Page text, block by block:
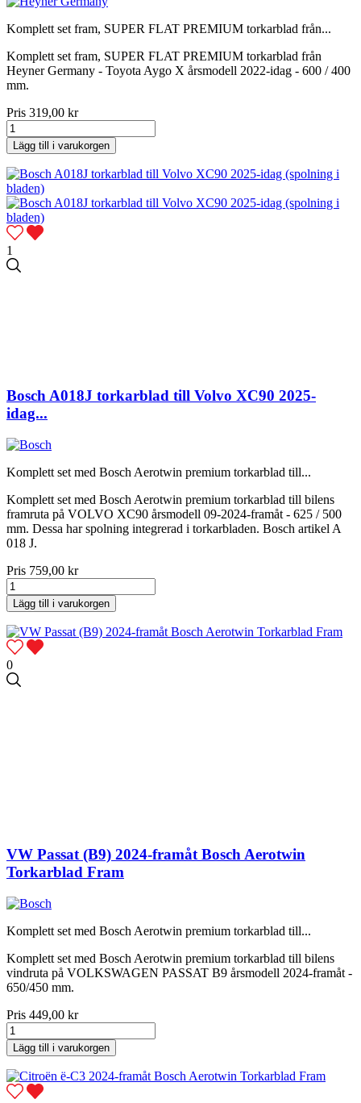
Komplett set fram, SUPER FLAT PREMIUM torkarblad från...
Komplett set fram, SUPER FLAT PREMIUM torkarblad från
Heyner Germany - Toyota Aygo X årsmodell 2022-idag - 600 / 400
mm.
Pris 319,00 kr
Lägg till i varukorgen
1
Bosch A018J torkarblad till Volvo XC90 2025-
idag...
Komplett set med Bosch Aerotwin premium torkarblad till...
Komplett set med Bosch Aerotwin premium torkarblad till bilens
framruta på VOLVO XC90 årsmodell 09-2024-framåt - 625 / 500
mm. Dessa har spolning integrerad i torkarbladen. Bosch artikel A
018 J.
Pris 759,00 kr
Lägg till i varukorgen
0
VW Passat (B9) 2024-framåt Bosch Aerotwin
Torkarblad Fram
Komplett set med Bosch Aerotwin premium torkarblad till...
Komplett set med Bosch Aerotwin premium torkarblad till bilens
vindruta på VOLKSWAGEN PASSAT B9 årsmodell 2024-framåt -
650/450 mm.
Pris 449,00 kr
Lägg till i varukorgen